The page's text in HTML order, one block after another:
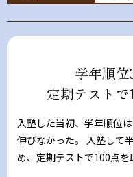
学年順位
定期テストで
入塾した当初、学年順位
伸びなかった。 入塾して
め、定期テストで100点を